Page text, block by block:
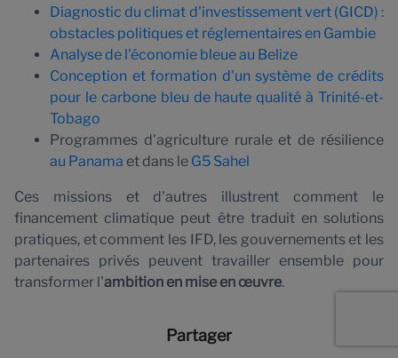
Diagnostic du climat d'investissement vert (GICD) :
obstacles politiques et réglementaires en Gambie
Analyse de l'économie bleue au Belize
Conception et formation d'un système de crédits
pour le carbone bleu de haute qualité à Trinité-et-
Tobago
Programmes d'agriculture rurale et de résilience
au Panama et dans le G5 Sahel
Ces missions et d'autres illustrent comment le
financement climatique peut être traduit en solutions
pratiques, et comment les IFD, les gouvernements et les
partenaires privés peuvent travailler ensemble pour
transformer l'ambition en mise en œuvre.
Partager